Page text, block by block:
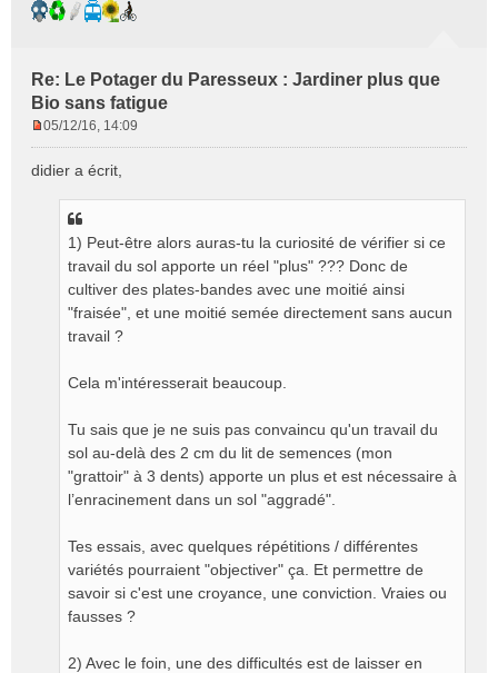
u
Re: Le Potager du Paresseux : Jardiner plus que
Bio sans fatigue
s
05/12/16, 14:09
didier a écrit,
1) Peut-être alors auras-tu la curiosité de vérifier si ce
travail du sol apporte un réel "plus" ??? Donc de
cultiver des plates-bandes avec une moitié ainsi
"fraisée", et une moitié semée directement sans aucun
travail ?
Cela m'intéresserait beaucoup.
Tu sais que je ne suis pas convaincu qu'un travail du
sol au-delà des 2 cm du lit de semences (mon
"grattoir" à 3 dents) apporte un plus et est nécessaire à
l’enracinement dans un sol "aggradé".
Tes essais, avec quelques répétitions / différentes
variétés pourraient "objectiver" ça. Et permettre de
savoir si c'est une croyance, une conviction. Vraies ou
fausses ?
2) Avec le foin, une des difficultés est de laisser en